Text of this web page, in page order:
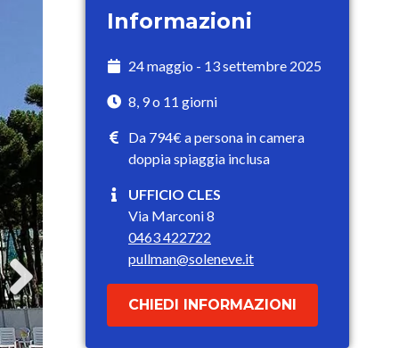
Informazioni
24 maggio - 13 settembre 2025
8, 9 o 11 giorni
Da 794€ a persona in camera
doppia spiaggia inclusa
UFFICIO CLES
Via Marconi 8
0463 422722
pullman@soleneve.it
CHIEDI INFORMAZIONI